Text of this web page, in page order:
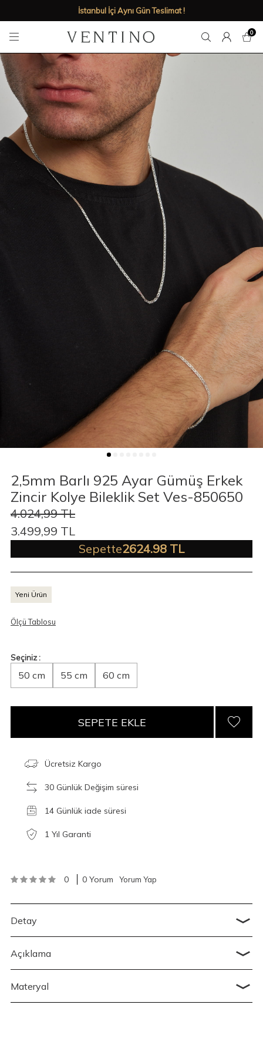
İstanbul İçi Aynı Gün Teslimat !
0
2,5mm Barlı 925 Ayar Gümüş Erkek
Zincir Kolye Bileklik Set Ves-850650
4.024,99TL
3.499,99 TL
Sepette2624.98 TL
Yeni Ürün
Ölçü Tablosu
Seçiniz :
50 cm 55 cm 60 cm
SEPETE EKLE
Ücretsiz Kargo
30 Günlük Değişim süresi
14 Günlük iade süresi
1 Yıl Garanti
0 0 Yorum Yorum Yap
Detay
Açıklama
Materyal